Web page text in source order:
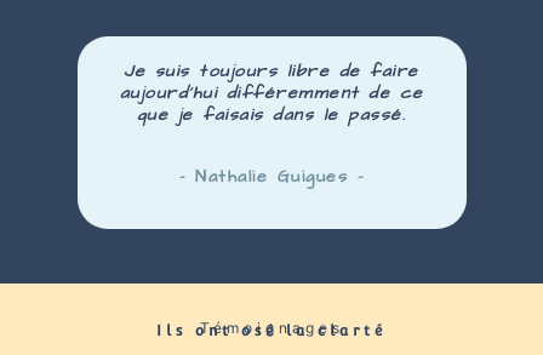
Je suis toujours libre de faire
aujourd’hui différemmentde ce
que je faisais dans le passé.
– Nathalie Guigues –
Témoignages
Ils ont osé la clarté​